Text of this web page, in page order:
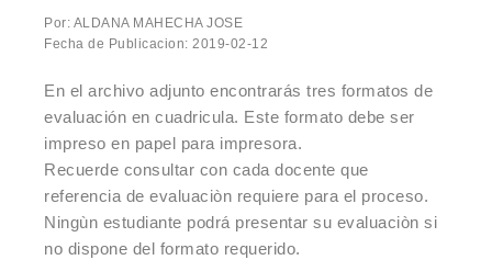
Por: ALDANA MAHECHA JOSE
Fecha de Publicacion: 2019-02-12
En el archivo adjunto encontrarás tres formatos de
evaluación en cuadricula. Este formato debe ser
impreso en papel para impresora.
Recuerde consultar con cada docente que
referencia de evaluaciòn requiere para el proceso.
Ningùn estudiante podrá presentar su evaluaciòn si
no dispone del formato requerido.